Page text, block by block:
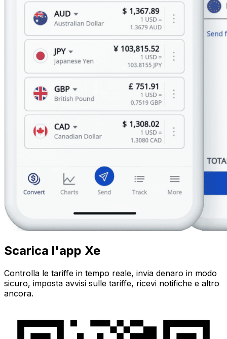
Scarica l'app Xe
Controlla le tariffe in tempo reale, invia denaro in modo
sicuro, imposta avvisi sulle tariffe, ricevi notifiche e altro
ancora.